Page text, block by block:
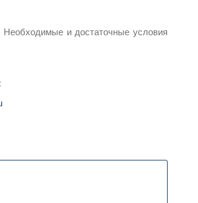
Необходимые и достаточные условия